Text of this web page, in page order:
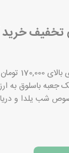
تخفیف
تومان
باسلوق به ارزش 12،000
شب یلدا و